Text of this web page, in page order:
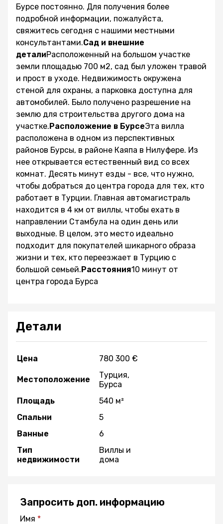
Бурсе постоянно. Для получения более
подробной информации, пожалуйста,
свяжитесь сегодня с нашими местными
консультантами.Сад и внешние
деталиРасположенный на большом участке
земли площадью 700 м2, сад был уложен травой
и прост в уходе. Недвижимость окружена
стеной для охраны, а парковка доступна для
автомобилей. Было получено разрешение на
землю для строительства другого дома на
участке.Расположение в БурсеЭта вилла
расположена в одном из перспективных
районов Бурсы, в районе Каяпа в Нилуфере. Из
нее открывается естественный вид со всех
комнат. Десять минут езды - все, что нужно,
чтобы добраться до центра города для тех, кто
работает в Турции. Главная автомагистраль
находится в 4 км от виллы, чтобы ехать в
направлении Стамбула на один день или
выходные. В целом, это место идеально
подходит для покупателей шикарного образа
жизни и тех, кто переезжает в Турцию с
большой семьей.Расстояния10 минут от
центра города Бурса
Детали
Цена 780 300 €
Местоположение
Турция,
Бурса
Площадь
540 м²
Спальни
5
Ванные
6
Тип
недвижимости
Виллы и
дома
Запросить доп. информацию
Имя